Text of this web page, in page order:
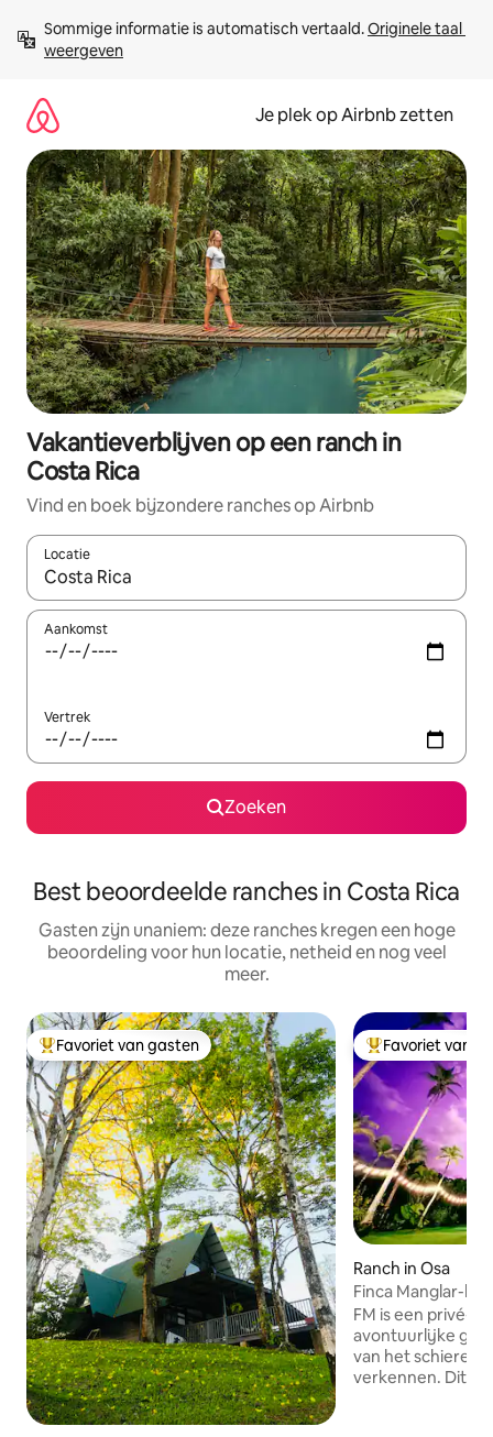
direct
naar
Sommige informatie is automatisch vertaald. Originele taal
weergeven
Je plek op Airbnb zetten
Vakantieverblijven op een ranch in
Costa Rica
Vind en boek bijzondere ranches op Airbnb
Locatie
Wanneer er resultaten beschikbaar zijn, maak je een keuze
Aankomst
Vertrek
Zoeken
Best beoordeelde ranches in Costa Rica
Gasten zijn unaniem: deze ranches kregen een hoge
beoordeling voor hun locatie, netheid en nog veel
meer.
Topfavoriet van gasten
Favoriet van gasten Topfavoriet van
Favoriet van
Ranch in Osa
Finca Manglar-
rondleidingen
FM is een privé-
avontuurlijke
van het
verkennen. Dit